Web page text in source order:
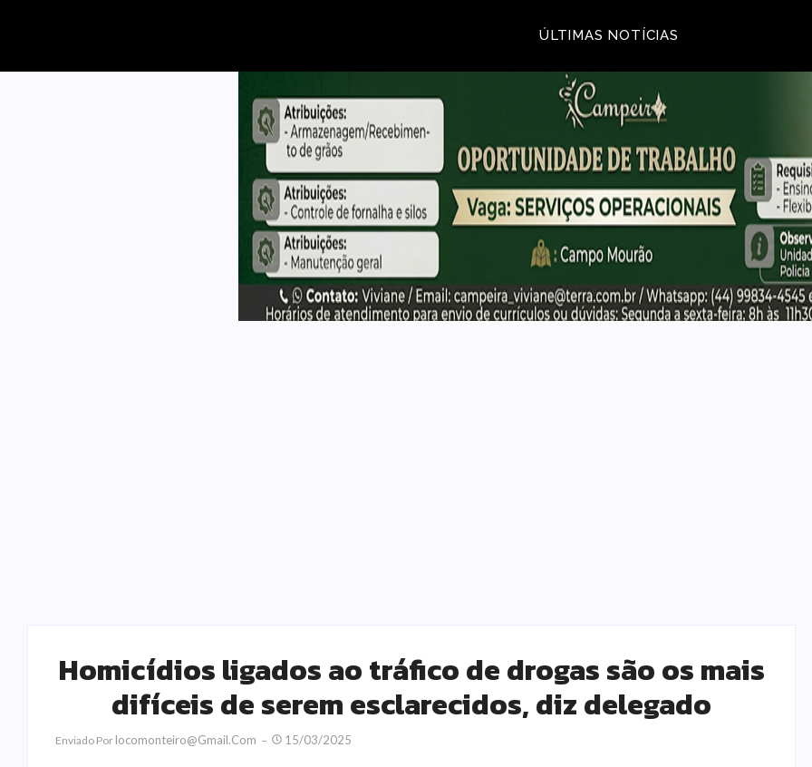
ÚLTIMAS NOTÍCIAS
Homicídios ligados ao tráfico de drogas são os mais
difíceis de serem esclarecidos, diz delegado
Enviado Por Locomonteiro@gmail.com 15/03/2025